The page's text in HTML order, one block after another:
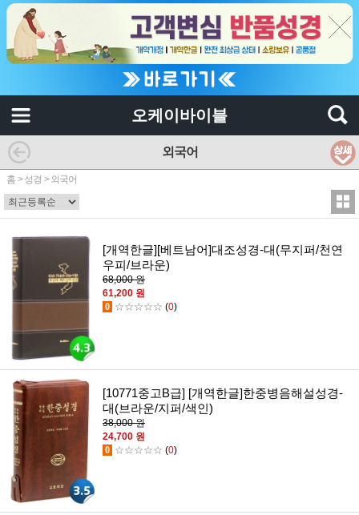
오케이바이블
외국어
홈 >성경 >외국어
[개역한글][베트남어]대조성경-대(무지퍼/천연
우피/브라운)
68,000 원
61,200 원
0 ☆☆☆☆☆ (0)
[10771중고B급] [개역한글]한중병음해설성경-
대(브라운/지퍼/색인)
38,000 원
24,700 원
0 ☆☆☆☆☆ (0)